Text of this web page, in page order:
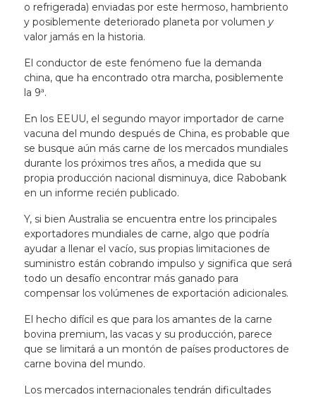
o refrigerada) enviadas por este hermoso, hambriento
y posiblemente deteriorado planeta por volumen y
valor jamás en la historia.
El conductor de este fenómeno fue la demanda
china, que ha encontrado otra marcha, posiblemente
la 9ª.
En los EEUU, el segundo mayor importador de carne
vacuna del mundo después de China, es probable que
se busque aún más carne de los mercados mundiales
durante los próximos tres años, a medida que su
propia producción nacional disminuya, dice Rabobank
en un informe recién publicado.
Y, si bien Australia se encuentra entre los principales
exportadores mundiales de carne, algo que podría
ayudar a llenar el vacío, sus propias limitaciones de
suministro están cobrando impulso y significa que será
todo un desafío encontrar más ganado para
compensar los volúmenes de exportación adicionales.
El hecho difícil es que para los amantes de la carne
bovina premium, las vacas y su producción, parece
que se limitará a un montón de países productores de
carne bovina del mundo.
Los mercados internacionales tendrán dificultades